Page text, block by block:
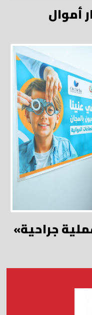
أموال
«صناع الخير» تجري 54 عملية جراحية